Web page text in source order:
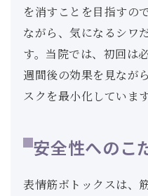
を消すことを目指すの
ながら、気になるシワ
す。当院では、初回は
週間後の効果を見なが
スクを最小化しています
安全性へのこ
表情筋ボトックスは、